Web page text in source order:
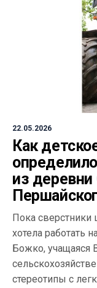
22.05.2026
Как
из
Пока сверстники
хотела работать
Божко, учащаяся
стереотипы с